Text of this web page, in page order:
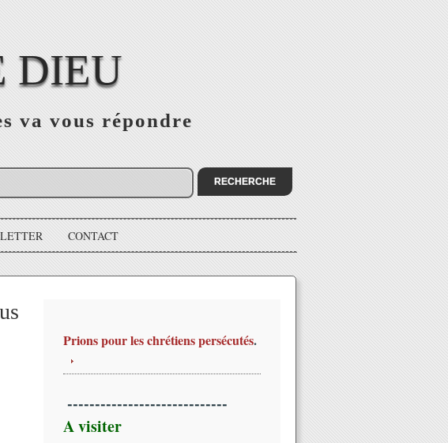
DIEU
va vous répondre
CONTACT
Prions pour les chrétiens persécutés.
-----------------------------
A visiter